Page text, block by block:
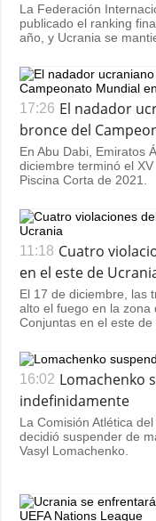
La Federación
publicado el ranking
año, y Ucrania se
17:26 El nadador
bronce del
En Abu Dabi, Emiratos
diciembre terminó el
Piscina Corta de 2021.
11:18 Cuatro
en el este de
El 17 de diciembre, las
alto el fuego en la
Conjuntas en el este
16:02 Lomachenko
indefinidamente
La Comisión Atlética
decidió suspender de
Vasyl Lomachenko.